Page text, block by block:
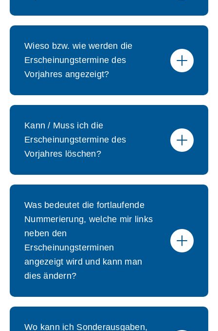
Wieso bzw. wie werden die
Erscheinungstermine des
Vorjahres angezeigt?
Kann / Muss ich die
Erscheinungstermine des
Vorjahres löschen?
Was bedeutet die fortlaufende
Nummerierung, welche mir links
neben den
Erscheinungsterminen
angezeigt wird und kann man
dies ändern?
Wo kann ich Sonderausgaben,